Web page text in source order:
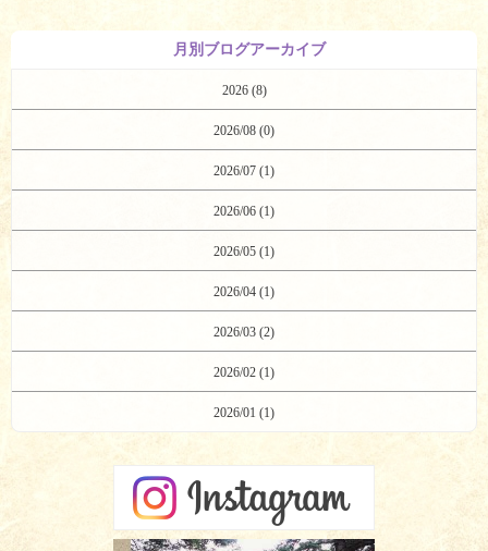
月別ブログアーカイブ
2026 (8)
2026/08 (0)
2026/07 (1)
2026/06 (1)
2026/05 (1)
2026/04 (1)
2026/03 (2)
2026/02 (1)
2026/01 (1)